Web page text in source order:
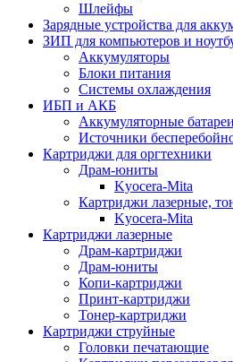
Шлейфы
Зарядные устройства для
ЗИП для компьютеров и
Аккумуляторы
Блоки питания
Системы охлаждения
ИБП и АКБ
Аккумуляторные батареи
Источники
Картриджи для оргтехники
Драм-юниты
Kyocera-Mita
Картриджи лазерные,
Kyocera-Mita
Картриджи лазерные
Драм-картриджи
Драм-юниты
Копи-картриджи
Принт-картриджи
Тонер-картриджи
Картриджи струйные
Головки печатающие